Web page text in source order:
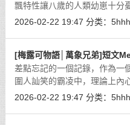
飄特性讓八歲的人類幼崽十分
身的東叨西唸。 [详细]
2026-02-22 19:47 分类：
[梅露可物語│萬象兄弟]短文
差點忘記的一個記錄，作為一
圍人訕笑的霸凌中，理論上內
對雷爾哈爾尼時的憤怒自傲
2026-02-22 19:47 分类：